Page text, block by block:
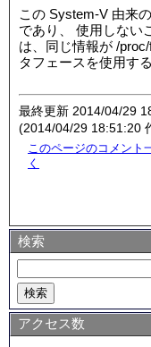
この System-V 由来
であり、 使用しない
は、同じ情報が /
タフェースを使用する
最終更新 2014/04/29
(2014/04/29 18:51:20
このページのコメント
く
検索
アクセス数